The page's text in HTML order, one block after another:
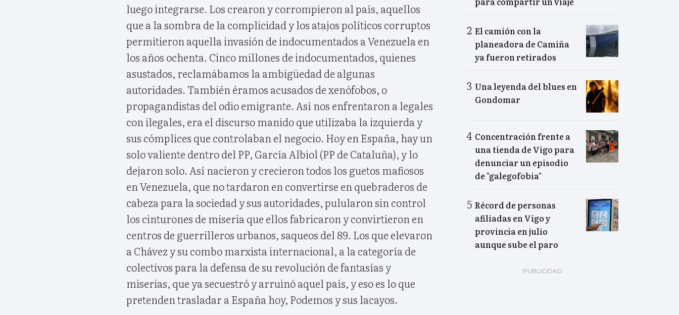
luego integrarse. Los crearon y corrompieron al país, aquellos
que a la sombra de la complicidad y los atajos políticos corruptos
permitieron aquella invasión de indocumentados a Venezuela en
los años ochenta. Cinco millones de indocumentados, quienes
asustados, reclamábamos la ambigüedad de algunas
autoridades. También éramos acusados de xenófobos, o
propagandistas del odio emigrante. Así nos enfrentaron a legales
con ilegales, era el discurso manido que utilizaba la izquierda y
sus cómplices que controlaban el negocio. Hoy en España, hay un
solo valiente dentro del PP, García Albiol (PP de Cataluña), y lo
dejaron solo. Así nacieron y crecieron todos los guetos mafiosos
en Venezuela, que no tardaron en convertirse en quebraderos de
cabeza para la sociedad y sus autoridades, pulularon sin control
los cinturones de miseria que ellos fabricaron y convirtieron en
centros de guerrilleros urbanos, saqueos del 89. Los que elevaron
a Chávez y su combo marxista internacional, a la categoría de
colectivos para la defensa de su revolución de fantasías y
miserias, que ya secuestró y arruinó aquel país, y eso es lo que
pretenden trasladar a España hoy, Podemos y sus lacayos.
El camión con la
planeadora de Camiña
ya fueron retirados
Una leyenda del blues en
Gondomar
Concentración frente a
una tienda de Vigo para
denunciar un episodio
de "galegofobia"
Récord de personas
afiliadas en Vigo y
provincia en julio
aunque sube el paro